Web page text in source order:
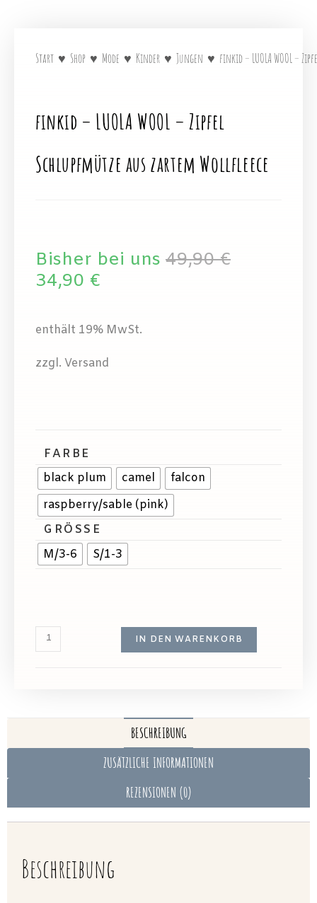
Start ♥ Shop ♥ Mode ♥ Kinder ♥ Jungen ♥ finkid – LUOLA WOOL –
finkid – LUOLA WOOL – Zipfel
Schlupfmütze aus zartem Wollfleece
Bisher bei uns 49,90€
34,90 €
enthält 19% MwSt.
zzgl. Versand
FARBE
black plum
camel
falcon
raspberry/sable (pink)
GRÖSSE
M/3-6
S/1-3
IN DEN WARENKORB
BESCHREIBUNG
ZUSÄTZLICHE INFORMATIONEN
REZENSIONEN (0)
Beschreibung